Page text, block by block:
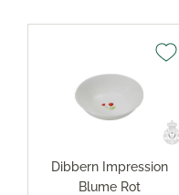
Dibbern Impression
Blume Rot